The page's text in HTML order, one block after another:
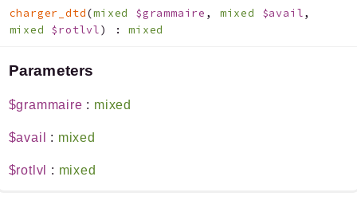
Indices
charger_dtd(mixed $grammaire , mixed $avail,
mixed $rotlvl) :mixed
Parameters
$grammaire : mixed
$avail : mixed
$rotlvl : mixed